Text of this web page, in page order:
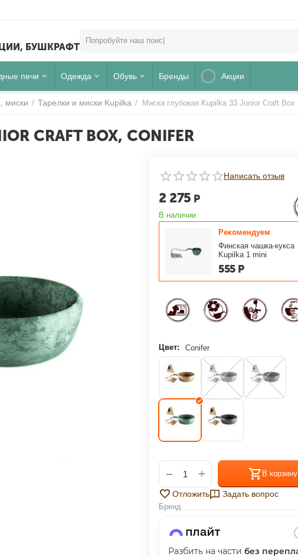
БУШКРАФТ
печи Одежда Обувь Бренды Акции
миски / Тарелки и миски Kupilka / Миска глубокая Kupilka 33 Junior Craft Box
CRAFT BOX, CONIFER
Написать отзыв
2 275 Р
В наличии
Рекомендуем
Финская чашка-кукса
Kupilka 1 mini
‍555‍ Р
Цвет: Conifer
+
− В корзину
Отложить Задать вопрос
Бренд
Разбить на части без
БЕЗ ПЕРЕПЛАТ
ПЛАТЕЖЕЙ
Сегодня
%